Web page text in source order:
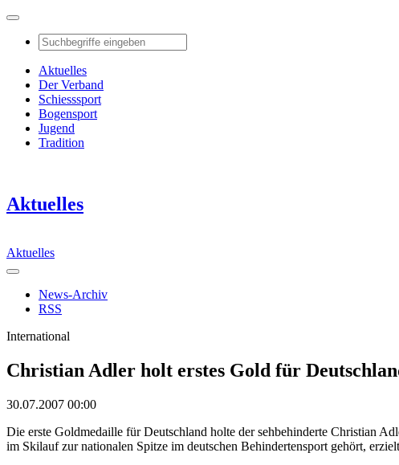
Aktuelles
Der Verband
Schiesssport
Bogensport
Jugend
Tradition
Aktuelles
Aktuelles
News-Archiv
RSS
International
Christian Adler holt erstes Gold für
30.07.2007 00:00
Die erste Goldmedaille für Deutschland holte der sehbehinderte Christian
im Skilauf zur nationalen Spitze im deutschen Behindertensport gehört,